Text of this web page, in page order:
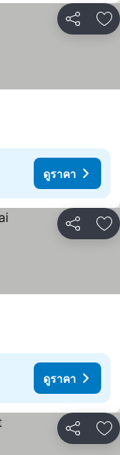
แชร์ เ
ดูราคา
แชร์ เ
ดูราคา
แชร์ เ